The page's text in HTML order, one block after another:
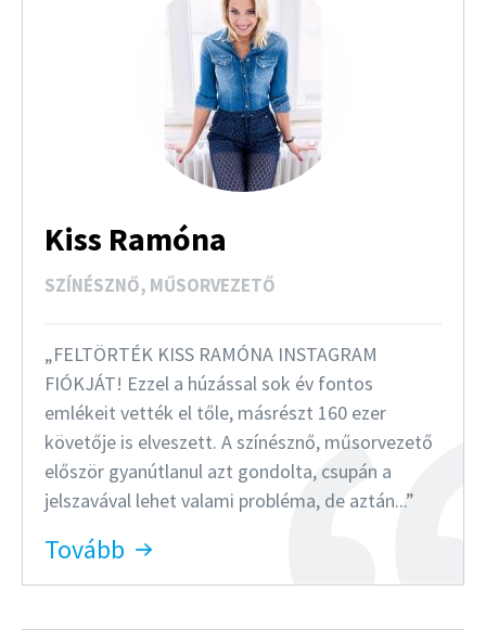
Kiss Ramóna
SZÍNÉSZNŐ, MŰSORVEZETŐ
FELTÖRTÉK KISS RAMÓNA INSTAGRAM
FIÓKJÁT! Ezzel a húzással sok év fontos
emlékeit vették el tőle, másrészt 160 ezer
követője is elveszett. A színésznő, műsorvezető
először gyanútlanul azt gondolta, csupán a
jelszavával lehet valami probléma, de aztán...
Tovább